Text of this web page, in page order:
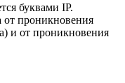
буквами IP.
от проникновения
и от проникновения